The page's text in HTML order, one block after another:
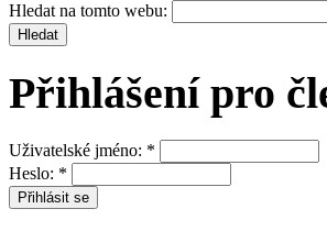
Hledat na tomto webu:
Přihlášení pro
Uživatelské jméno: *
Heslo: *